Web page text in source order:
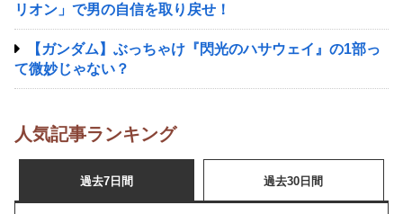
リオン」で男の自信を取り戻せ！
【ガンダム】ぶっちゃけ『閃光のハサウェイ』の1部っ
て微妙じゃない？
人気記事ランキング
過去7日間 過去30日間